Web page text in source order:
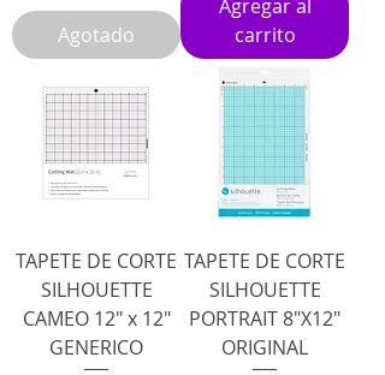
Agotado
Agregar al
carrito
TAPETE DE CORTE
SILHOUETTE
CAMEO 12" x 12"
GENERICO
TAPETE DE CORTE
SILHOUETTE
PORTRAIT 8"X12"
ORIGINAL